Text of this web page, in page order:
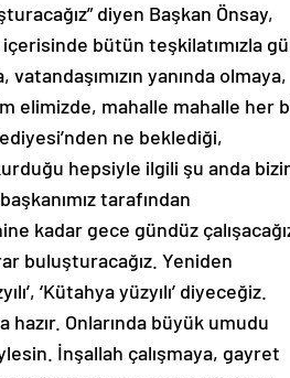
diyen Başkan Önsay,
içerisinde bütün teşkilatımızla
yanında olmaya,
elimizde, mahalle mahalle her
ne beklediği,
hepsiyle ilgili şu anda
tarafından
kadar gece gündüz
buluşturacağız. Yeniden
‘Kütahya yüzyılı’ diyeceğiz.
hazır. Onlarında büyük umudu
İnşallah çalışmaya, gayret